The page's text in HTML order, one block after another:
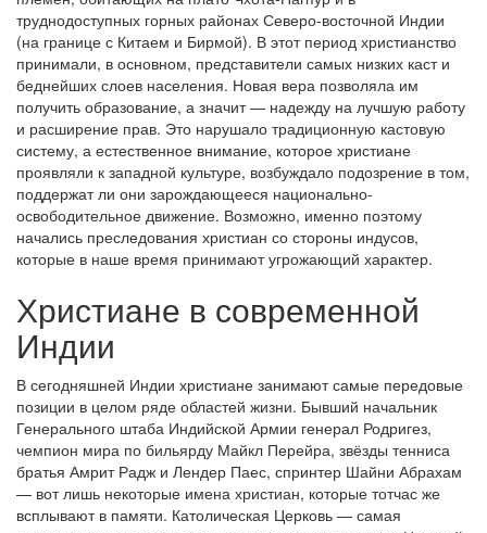
труднодоступных горных районах Северо-восточной Индии
(на границе с Китаем и Бирмой). В этот период христианство
принимали, в основном, представители самых низких каст и
беднейших слоев населения. Новая вера позволяла им
получить образование, а значит — надежду на лучшую работу
и расширение прав. Это нарушало традиционную кастовую
систему, а естественное внимание, которое христиане
проявляли к западной культуре, возбуждало подозрение в том,
поддержат ли они зарождающееся национально-
освободительное движение. Возможно, именно поэтому
начались преследования христиан со стороны индусов,
которые в наше время принимают угрожающий характер.
Христиане в современной
Индии
В сегодняшней Индии христиане занимают самые передовые
позиции в целом ряде областей жизни. Бывший начальник
Генерального штаба Индийской Армии генерал Родригез,
чемпион мира по бильярду Майкл Перейра, звёзды тенниса
братья Амрит Радж и Лендер Паес, спринтер Шайни Абрахам
— вот лишь некоторые имена христиан, которые тотчас же
всплывают в памяти. Католическая Церковь — самая